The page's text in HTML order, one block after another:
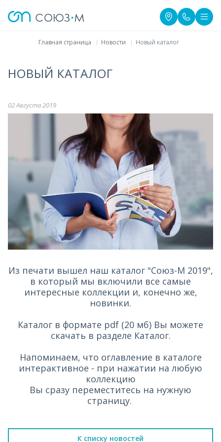
Главная страница Новости Новый каталог
НОВЫЙ КАТАЛОГ
02 Августа 2019
Из печати вышел наш каталог "Союз-М 2019",
в который мы включили все самые
интересные коллекции и, конечно же,
новинки.
Каталог в формате pdf (20 мб) Вы можете
скачать в разделе Каталог.
Напоминаем, что оглавление в каталоге
интерактивное - при нажатии на любую
коллекцию
Вы сразу переместитесь на нужную
страницу.
К списку новостей